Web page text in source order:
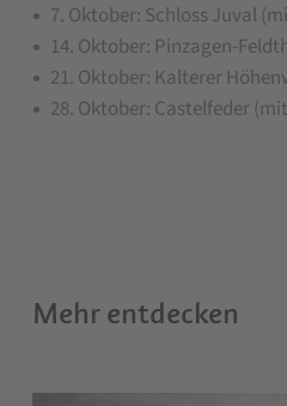
7. Oktober: Schloss Juval
14. Oktober: Pinzagen-
21. Oktober: Kalterer
28. Oktober: Castelfeder
Mehr entdecken